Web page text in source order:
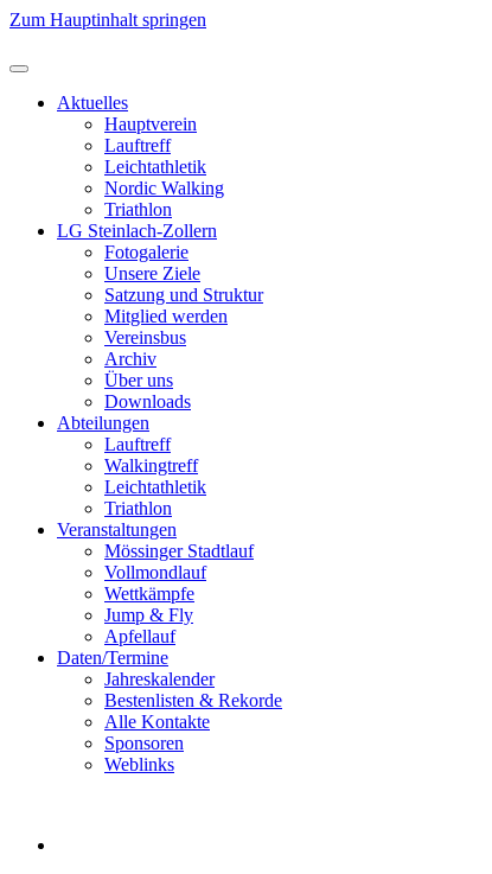
Zum Hauptinhalt springen
Aktuelles
Hauptverein
Lauftreff
Leichtathletik
Nordic Walking
Triathlon
LG Steinlach-Zollern
Fotogalerie
Unsere Ziele
Satzung und Struktur
Mitglied werden
Vereinsbus
Archiv
Über uns
Downloads
Abteilungen
Lauftreff
Walkingtreff
Leichtathletik
Triathlon
Veranstaltungen
Mössinger Stadtlauf
Vollmondlauf
Wettkämpfe
Jump & Fly
Apfellauf
Daten/Termine
Jahreskalender
Bestenlisten & Rekorde
Alle Kontakte
Sponsoren
Weblinks